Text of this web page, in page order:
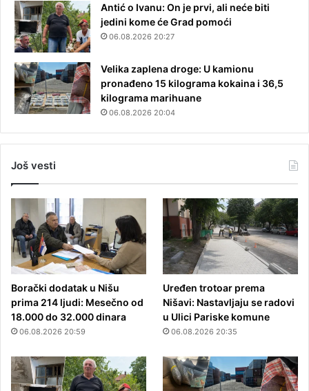
Antić o Ivanu: On je prvi, ali neće biti
jedini kome će Grad pomoći
06.08.2026 20:27
Velika zaplena droge: U kamionu
pronađeno 15 kilograma kokaina i 36,5
kilograma marihuane
06.08.2026 20:04
Još vesti
Borački dodatak u Nišu
prima 214 ljudi: Mesečno od
18.000 do 32.000 dinara
06.08.2026 20:59
Uređen trotoar prema
Nišavi: Nastavljaju se radovi
u Ulici Pariske komune
06.08.2026 20:35